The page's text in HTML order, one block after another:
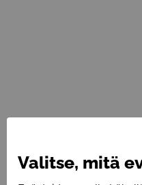
Valitse, mitä